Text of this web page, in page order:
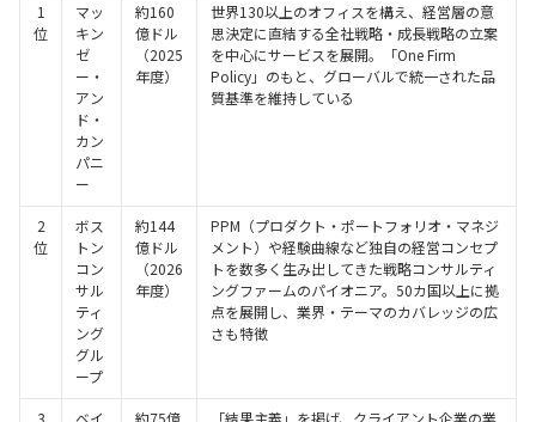
1
位
マッ
キン
ゼ
ー・
アン
ド・
カン
パニ
ー
約160
億ドル
（2025
年度）
世界130以上のオフィスを構え、経営層の意
思決定に直結する全社戦略・成長戦略の立案
を中心にサービスを展開。「One Firm
Policy」のもと、グローバルで統一された品
質基準を維持している
2
位
ボス
トン
コン
サル
ティ
ング
グル
ープ
約144
億ドル
（2026
年度）
PPM（プロダクト・ポートフォリオ・マネジ
メント）や経験曲線など独自の経営コンセプ
トを数多く生み出してきた戦略コンサルティ
ングファームのパイオニア。50カ国以上に拠
点を展開し、業界・テーマのカバレッジの広
さも特徴